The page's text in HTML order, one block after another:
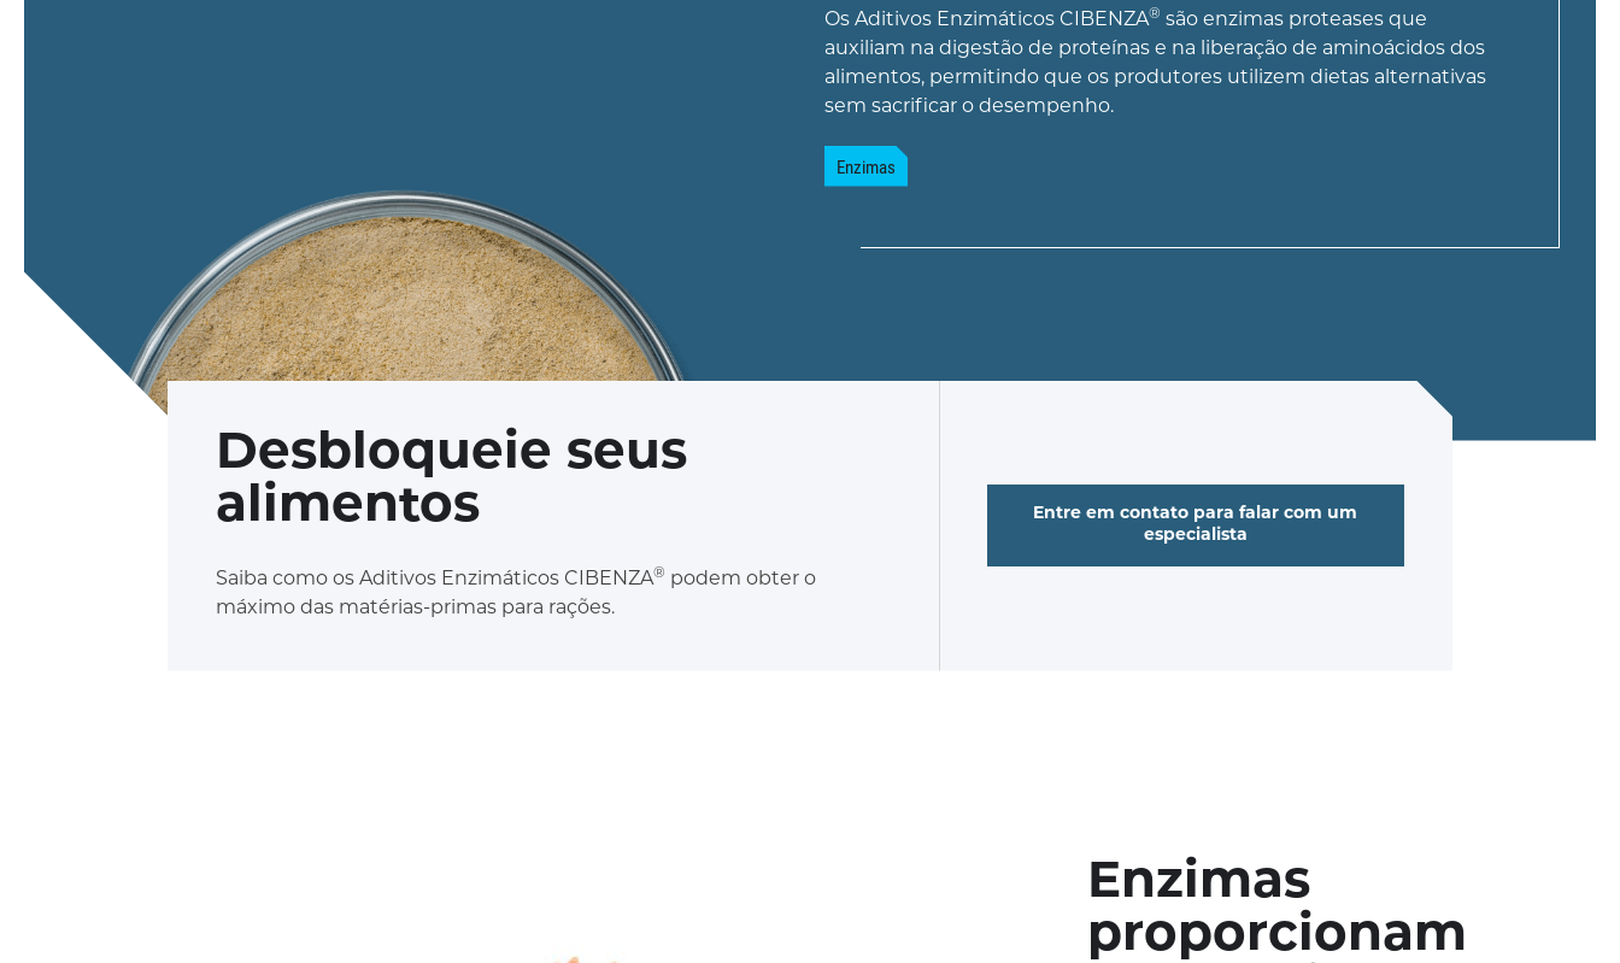
Os Aditivos Enzimáticos CIBENZA® são enzimas proteases que
auxiliam na digestão de proteínas e na liberação de aminoácidos dos
alimentos, permitindo que os produtores utilizem dietas alternativas
sem sacrificar o desempenho.
Enzimas
Desbloqueie seus
alimentos
Saiba como os Aditivos Enzimáticos CIBENZA® podem obter o
máximo das matérias-primas para rações.
Entre em contato para falar com um
especialista
Enzimas
proporcionam